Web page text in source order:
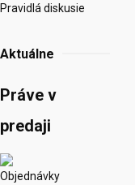
Pravidlá diskusie
Aktuálne
Práve v
predaji
Objednávky